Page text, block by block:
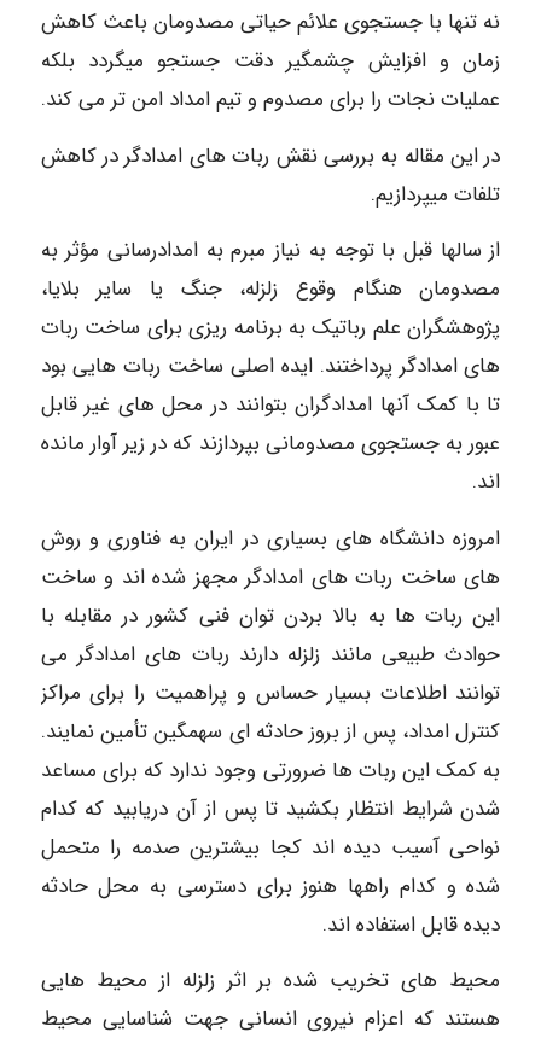
نه تنها با جستجوی علائم حیاتی مصدومان باعث کاهش
زمان و افزایش چشمگیر دقت جستجو میگردد بلکه
عملیات نجات را برای مصدوم و تیم امداد امن تر می کند.
در این مقاله به بررسی نقش ربات های امدادگر در کاهش
تلفات میپردازیم.
از سالها قبل با توجه به نیاز مبرم به امدادرسانی مؤثر به
مصدومان هنگام وقوع زلزله، جنگ یا سایر بلایا،
پژوهشگران علم رباتیک به برنامه ریزی برای ساخت ربات
های امدادگر پرداختند. ایده اصلی ساخت ربات هایی بود
تا با کمک آنها امدادگران بتوانند در محل های غیر قابل
عبور به جستجوی مصدومانی بپردازند که در زیر آوار مانده
اند.
امروزه دانشگاه های بسیاری در ایران به فناوری و روش
های ساخت ربات های امدادگر مجهز شده اند و ساخت
این ربات ها به بالا بردن توان فنی کشور در مقابله با
حوادث طبیعی مانند زلزله دارند ربات های امدادگر می
توانند اطلاعات بسیار حساس و پراهمیت را برای مراکز
کنترل امداد، پس از بروز حادثه ای سهمگین تأمین نمایند.
به کمک این ربات ها ضرورتی وجود ندارد که برای مساعد
شدن شرایط انتظار بکشید تا پس از آن دریابید که کدام
نواحی آسیب دیده اند کجا بیشترین صدمه را متحمل
شده و کدام راهها هنوز برای دسترسی به محل حادثه
دیده قابل استفاده اند.
محیط های تخریب شده بر اثر زلزله از محیط هایی
هستند که اعزام نیروی انسانی جهت شناسایی محیط